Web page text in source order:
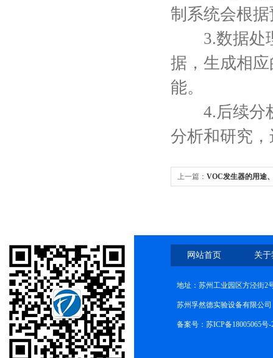
制系统会根
3.数据处理
据，生成相
能。
4.后续分析
分析和研究
上一篇： VOC发生器的用途
网站首页 关
地址：苏州工业园区方泾街2
苏州孚然德实验设备有限公司
备案号：苏ICP备18005065号-